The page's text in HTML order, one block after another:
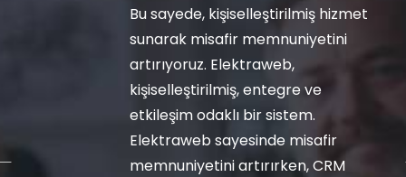
Bu sayede, kişiselleştirilmiş hizmet
sunarak misafir memnuniyetini
artırıyoruz. Elektraweb,
kişiselleştirilmiş, entegre ve
etkileşim odaklı bir sistem.
Elektraweb sayesinde misafir
memnuniyetini artırırken, CRM